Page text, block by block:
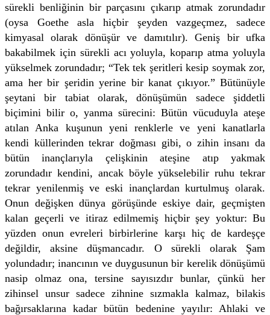
sürekli benliğinin bir parçasını çıkarıp atmak zorundadır
(oysa Goethe asla hiçbir şeyden vazgeçmez, sadece
kimyasal olarak dönüşür ve damıtılır). Geniş bir ufka
bakabilmek için sürekli acı yoluyla, koparıp atma yoluyla
yükselmek zorundadır; “Tek tek şeritleri kesip soymak zor,
ama her bir şeridin yerine bir kanat çıkıyor.” Bütünüyle
şeytani bir tabiat olarak, dönüşümün sadece şiddetli
biçimini bilir o, yanma sürecini: Bütün vücuduyla ateşe
atılan Anka kuşunun yeni renklerle ve yeni kanatlarla
kendi küllerinden tekrar doğması gibi, o zihin insanı da
bütün inançlarıyla çelişkinin ateşine atıp yakmak
zorundadır kendini, ancak böyle yükselebilir ruhu tekrar
tekrar yenilenmiş ve eski inançlardan kurtulmuş olarak.
Onun değişken dünya görüşünde eskiye dair, geçmişten
kalan geçerli ve itiraz edilmemiş hiçbir şey yoktur: Bu
yüzden onun evreleri birbirlerine karşı hiç de kardeşçe
değildir, aksine düşmancadır. O sürekli olarak Şam
yolundadır; inancının ve duygusunun bir kerelik dönüşümü
nasip olmaz ona, tersine sayısızdır bunlar, çünkü her
zihinsel unsur sadece zihnine sızmakla kalmaz, bilakis
bağırsaklarına kadar bütün bedenine yayılır: Ahlaki ve